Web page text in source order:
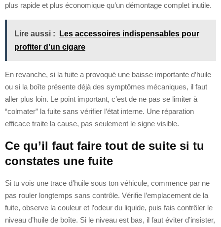
plus rapide et plus économique qu’un démontage complet inutile.
Lire aussi :
Les accessoires indispensables pour
profiter d'un cigare
En revanche, si la fuite a provoqué une baisse importante d’huile
ou si la boîte présente déjà des symptômes mécaniques, il faut
aller plus loin. Le point important, c’est de ne pas se limiter à
“colmater” la fuite sans vérifier l’état interne. Une réparation
efficace traite la cause, pas seulement le signe visible.
Ce qu’il faut faire tout de suite si tu
constates une fuite
Si tu vois une trace d’huile sous ton véhicule, commence par ne
pas rouler longtemps sans contrôle. Vérifie l’emplacement de la
fuite, observe la couleur et l’odeur du liquide, puis fais contrôler le
niveau d’huile de boîte. Si le niveau est bas, il faut éviter d’insister,